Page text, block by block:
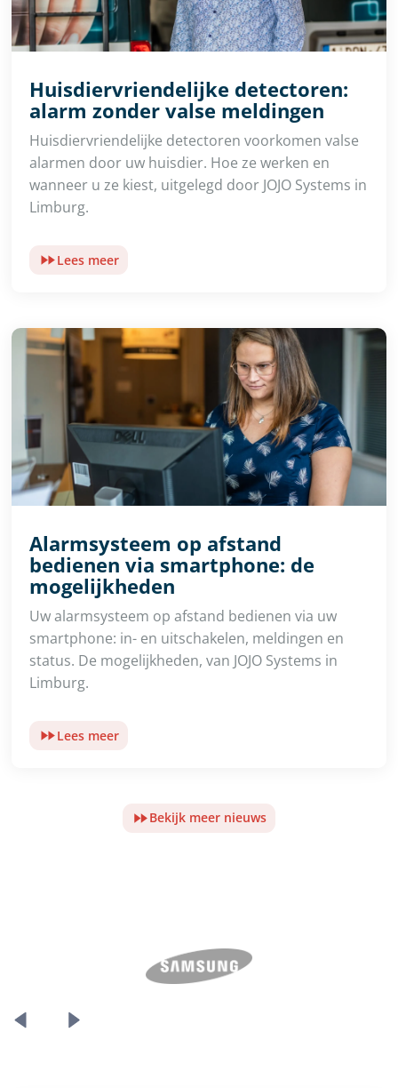
Huisdiervriendelijke detectoren:
alarm zonder valse meldingen
Huisdiervriendelijke detectoren voorkomen valse
alarmen door uw huisdier. Hoe ze werken en
wanneer u ze kiest, uitgelegd door JOJO Systems in
Limburg.
Lees meer
Alarmsysteem op afstand
bedienen via smartphone: de
mogelijkheden
Uw alarmsysteem op afstand bedienen via uw
smartphone: in- en uitschakelen, meldingen en
status. De mogelijkheden, van JOJO Systems in
Limburg.
Lees meer
Bekijk meer nieuws